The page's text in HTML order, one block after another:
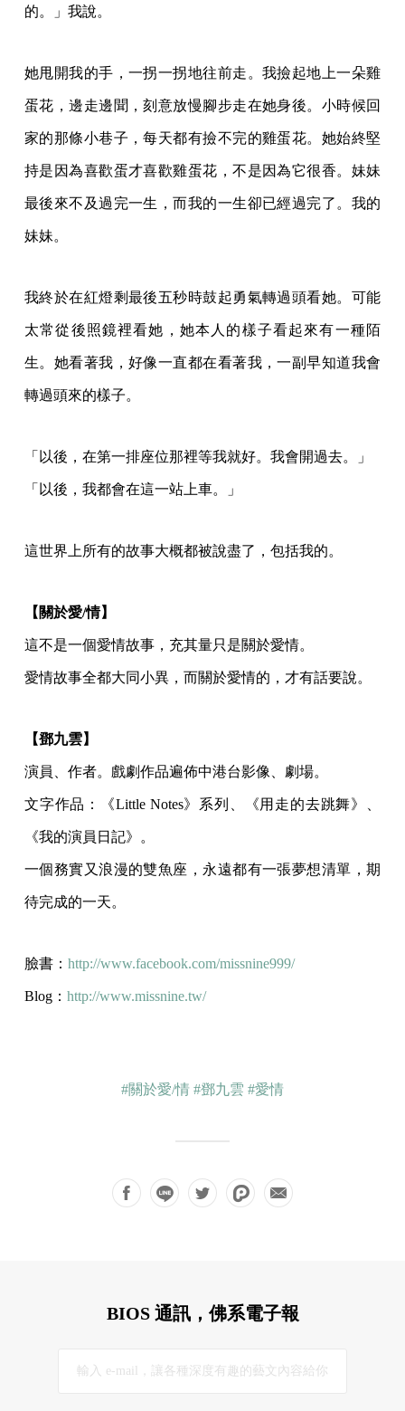
的。」我說。
她甩開我的手，一拐一拐地往前走。我撿起地上一朵雞
蛋花，邊走邊聞，刻意放慢腳步走在她身後。小時候回
家的那條小巷子，每天都有撿不完的雞蛋花。她始終堅
持是因為喜歡蛋才喜歡雞蛋花，不是因為它很香。妹妹
最後來不及過完一生，而我的一生卻已經過完了。我的
妹妹。
我終於在紅燈剩最後五秒時鼓起勇氣轉過頭看她。可能
太常從後照鏡裡看她，她本人的樣子看起來有一種陌
生。她看著我，好像一直都在看著我，一副早知道我會
轉過頭來的樣子。
「以後，在第一排座位那裡等我就好。我會開過去。」
「以後，我都會在這一站上車。」
這世界上所有的故事大概都被說盡了，包括我的。
【關於愛/情】
這不是一個愛情故事，充其量只是關於愛情。
愛情故事全都大同小異，而關於愛情的，才有話要說。
【鄧九雲】
演員、作者。戲劇作品遍佈中港台影像、劇場。
文字作品：《Little Notes》系列、《用走的去跳舞》、
《我的演員日記》。
一個務實又浪漫的雙魚座，永遠都有一張夢想清單，期
待完成的一天。
臉書： http://www.facebook.com/missnine999/
Blog： http://www.missnine.tw/
#關於愛/情 #鄧九雲 #愛情
BIOS 通訊，佛系電子報